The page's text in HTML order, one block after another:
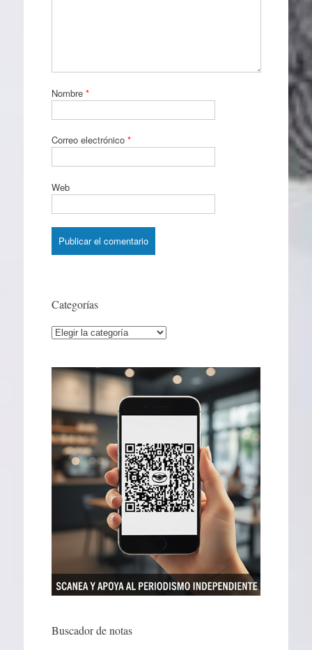
Nombre *
Correo electrónico *
Web
Categorías
Categorías
Buscador de notas